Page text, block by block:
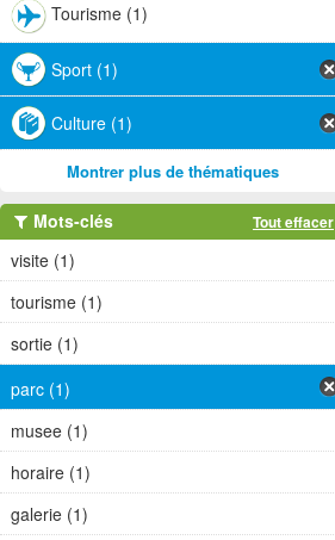
Tourisme (1)
Sport (1)
Culture (1)
Montrer plus de thématiques
Mots-clés Tout effacer
visite (1)
tourisme (1)
sortie (1)
parc (1)
musee (1)
horaire (1)
galerie (1)